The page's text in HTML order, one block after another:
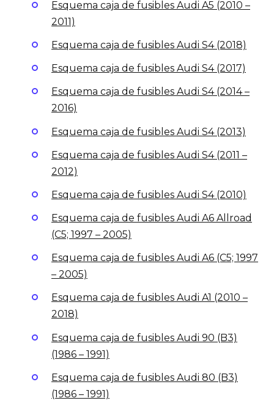
Esquema caja de fusibles Audi A5 (2010 –
2011)
Esquema caja de fusibles Audi S4 (2018)
Esquema caja de fusibles Audi S4 (2017)
Esquema caja de fusibles Audi S4 (2014 –
2016)
Esquema caja de fusibles Audi S4 (2013)
Esquema caja de fusibles Audi S4 (2011 –
2012)
Esquema caja de fusibles Audi S4 (2010)
Esquema caja de fusibles Audi A6 Allroad
(C5; 1997 – 2005)
Esquema caja de fusibles Audi A6 (C5; 1997
– 2005)
Esquema caja de fusibles Audi A1 (2010 –
2018)
Esquema caja de fusibles Audi 90 (B3)
(1986 – 1991)
Esquema caja de fusibles Audi 80 (B3)
(1986 – 1991)